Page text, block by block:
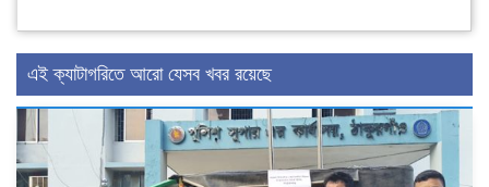
এই ক্যাটাগরিতে আরো যেসব খবর রয়েছে